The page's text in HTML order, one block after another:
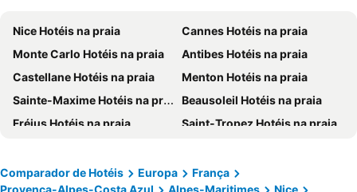
Best Western Hotel Journel Antibes
Hotel Saint Gothard
Mercure Nice Centre Grimaldi
Novotel Nice Centre Vieux Nice
Hotel Le Saint Paul
Aparthotel Adagio Nice Centre
Radisson Blu Hotel, Nice
NH Nice
Hôtel Bristol
Le Méridien Beach Plaza
Riviera Marriott Hotel La Porte de Monaco
Aparthotel Adagio Access Nice Magnan
Nice Hotéis na praia
Cannes Hotéis na praia
Monte Carlo Hotéis na praia
Antibes Hotéis na praia
Castellane Hotéis na praia
Menton Hotéis na praia
Sainte-Maxime Hotéis na praia
Beausoleil Hotéis na praia
Fréjus Hotéis na praia
Saint-Tropez Hotéis na praia
Sanremo Hotéis na praia
Cagnes-sur-Mer Hotéis na praia
Comparador de Hotéis Europa
França